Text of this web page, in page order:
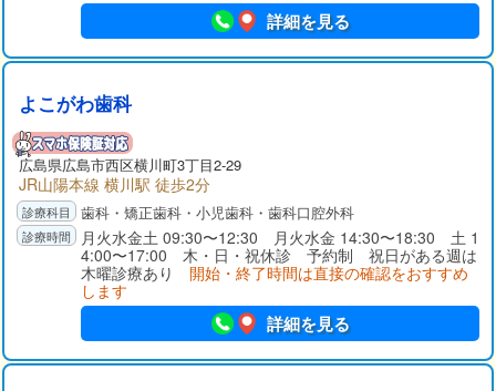
詳細を見る
よこがわ歯科
広島県広島市西区横川町3丁目2-29
JR山陽本線 横川駅 徒歩2分
歯科・矯正歯科・小児歯科・歯科口腔外科
月火水金土 09:30〜12:30 月火水金 14:30〜18:30 土 1
4:00〜17:00 木・日・祝休診 予約制 祝日がある週は
木曜診療あり 開始・終了時間は直接の確認をおすすめ
します
詳細を見る